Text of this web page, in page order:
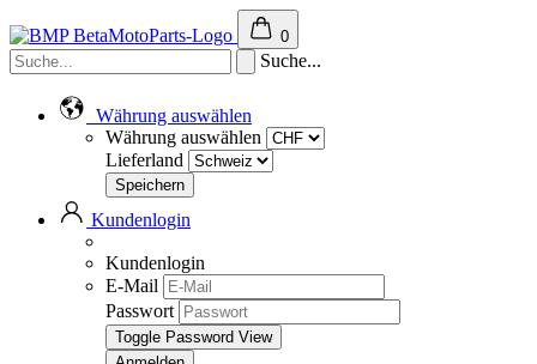
0
Suche...
Währung auswählen
Währung auswählen
Lieferland
Kundenlogin
Kundenlogin
E-Mail
Passwort
Toggle Password View